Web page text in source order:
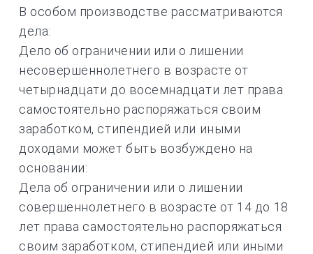
В особом производстве рассматриваются
дела:
Дело об ограничении или о лишении
несовершеннолетнего в возрасте от
четырнадцати до восемнадцати лет права
самостоятельно распоряжаться своим
заработком, стипендией или иными
доходами может быть возбуждено на
основании:
Дела об ограничении или о лишении
совершеннолетнего в возрасте от 14 до 18
лет права самостоятельно распоряжаться
своим заработком, стипендией или иными